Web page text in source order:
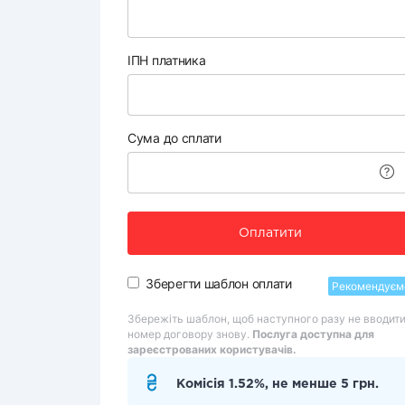
ІПН платника
Сума до сплати
Оплатити
Зберегти шаблон оплати
Збережіть шаблон, щоб наступного разу не вводити
номер договору знову. Послуга доступна для
зареєстрованих користувачів.
Комісія 1.52%, не менше 5 грн.